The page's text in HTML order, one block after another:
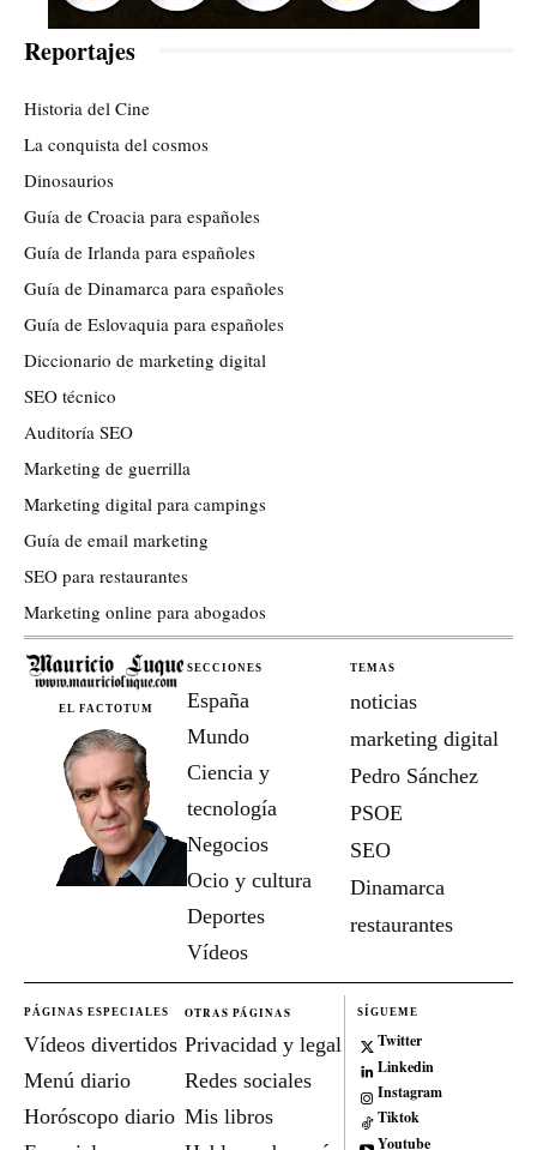
Reportajes
Historia del Cine
La conquista del cosmos
Dinosaurios
Guía de Croacia para españoles
Guía de Irlanda para españoles
Guía de Dinamarca para españoles
Guía de Eslovaquia para españoles
Diccionario de marketing digital
SEO técnico
Auditoría SEO
Marketing de guerrilla
Marketing digital para campings
Guía de email marketing
SEO para restaurantes
Marketing online para abogados
EL FACTOTUM
SECCIONES
España
Mundo
Ciencia y
tecnología
Negocios
Ocio y cultura
Deportes
Vídeos
TEMAS
noticias
marketing digital
Pedro Sánchez
PSOE
SEO
Dinamarca
restaurantes
PÁGINAS ESPECIALES
Vídeos divertidos
Menú diario
Horóscopo diario
OTRAS PÁGINAS
Privacidad y legal
Redes sociales
Mis libros
SÍGUEME
Twitter
Linkedin
Instagram
Tiktok
Youtube